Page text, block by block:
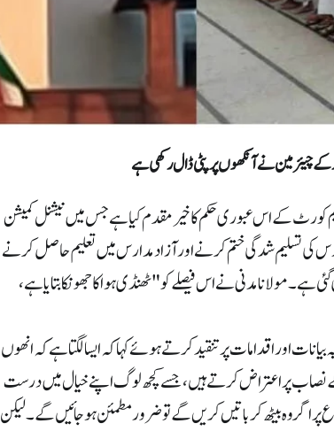
آر کے چیئرمین نے آنکھوں پر پٹی ڈال رکھی ہے
نے سپریم کورٹ کے اس عبوری حکم کا خیرمقدم کیا ہے جس میں نیشنل کمیشن
تسلیم شدگی ختم کرنے اور آزاد مدارس میں تعلیم حاصل کرنے
مولانا مدنی نے اس فیصلے کو "ٹھنڈی ہوا کا جھونکا بتایا ہے ،
اور اقدامات پر تنقید کرتے ہوئے کہا کہ ایسا لگتا ہے کہ انھوں
نصاب پر اعتراض کرتے ہیں، جسے کچھ لوگ اپنے خیال میں درست
وہ بیٹھ کر باتیں کریں گے تو ضرور مطمئن ہو جائیں گے ۔ لیکن